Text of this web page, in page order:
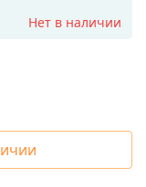
Различная
Тара для
Наборы
Нет в наличии